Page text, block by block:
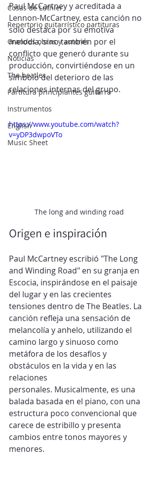
Cosas de Luthier
Repertorio guitarrístico partituras
Grandes obras y autores
Noticias
The beatles
Partitura principiantes guitarra
Instrumentos
English
Music Sheet
Paul McCartney y acreditada a
Lennon-McCartney, esta canción no
solo destaca por su emotiva
melodía, sino también por el
conflicto que generó durante su
producción, convirtiéndose en un
símbolo del deterioro de las
relaciones internas del grupo.​
https://www.youtube.com/watch?
v=yDP3dwpoVTo
The long and winding road
Origen e inspiración
Paul McCartney escribió "The Long
and Winding Road" en su granja en
Escocia, inspirándose en el paisaje
del lugar y en las crecientes
tensiones dentro de The Beatles. La
canción refleja una sensación de
melancolía y anhelo, utilizando el
camino largo y sinuoso como
metáfora de los desafíos y
obstáculos en la vida y en las
relaciones
personales. Musicalmente, es una
balada basada en el piano, con una
estructura poco convencional que
carece de estribillo y presenta
cambios entre tonos mayores y
menores.